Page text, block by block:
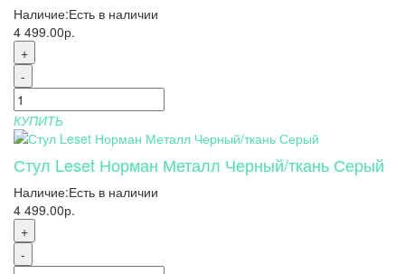
Наличие:Есть в наличии
4 499.00р.
+
-
КУПИТЬ
Стул Leset Норман Металл Черный/ткань Серый
Наличие:Есть в наличии
4 499.00р.
+
-